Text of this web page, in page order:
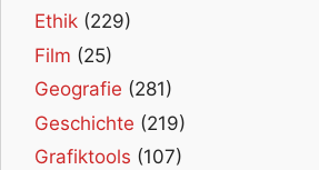
Ethik (229)
Film (25)
Geografie (281)
Geschichte (219)
Grafiktools (107)